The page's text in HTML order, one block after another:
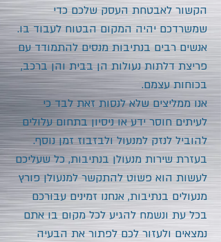
הקשור לאבטחת העסק שלכם כדי
שמשרדכם יהיה המקום הבטוח לעבוד בו.
אנשים רבים בנתיבות מנסים להתמודד עם
פריצת דלתות נעולות הן בבית והן ברכב,
בכוחות עצמם.
אנו ממליצים שלא לנסות זאת לבד כי
לעיתים חוסר ידע או ניסיון בתחום עלולים
להוביל לנזק למנעול ולבזבוז זמן נוסף.
בעזרת שירות מנעולן בנתיבות, כל שעליכם
לעשות הוא פשוט להתקשר למנעולן פורץ
מנעולים בנתיבות, אנחנו זמינים עבורכם
בכל עת ונשמח להגיע לכל מקום בו אתם
נמצאים ולעזור לכם לפתור את הבעיה